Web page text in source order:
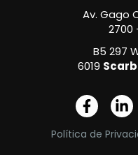
Av. Gago
2700
B5 297
6019
F
a
c
e
L
i
n
k
Política de